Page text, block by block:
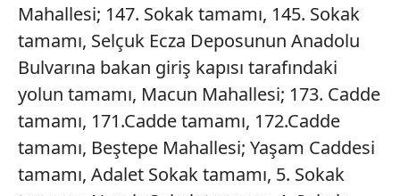
Mahallesi; 147. Sokak tamamı, 145. Sokak
tamamı, Selçuk Ecza Deposunun Anadolu
Bulvarına bakan giriş kapısı tarafındaki
yolun tamamı, Macun Mahallesi; 173. Cadde
tamamı, 171.Cadde tamamı, 172.Cadde
tamamı, Beştepe Mahallesi; Yaşam Caddesi
tamamı, Adalet Sokak tamamı, 5. Sokak